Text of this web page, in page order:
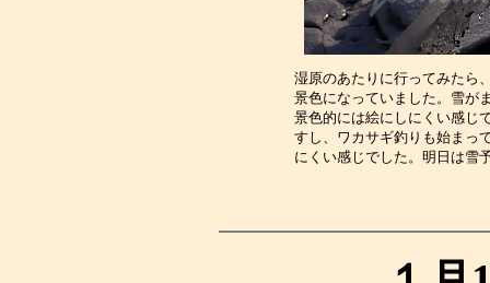
湿原のあたりに行ってみたら
景色になっていました。雪が
景色的には絵にしにくい感じ
すし、ワカサギ釣りも始まっ
にくい感じでした。明日は